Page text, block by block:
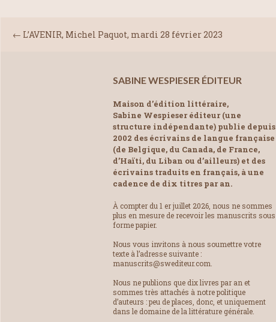
← L’AVENIR, Michel Paquot, mardi 28 février 2023
SABINE WESPIESER ÉDITEUR
Maison d’édition littéraire,
Sabine Wespieser éditeur (une
structure indépendante) publie depuis
2002 des écrivains de langue française
(de Belgique, du Canada, de France,
d’Haïti, du Liban ou d’ailleurs) et des
écrivains traduits en français, à une
cadence de dix titres par an.
À compter du 1 er juillet 2026, nous ne sommes
plus en mesure de recevoir les manuscrits sous
forme papier.
Nous vous invitons à nous soumettre votre
texte à l’adresse suivante :
manuscrits@swediteur.com.
Nous ne publions que dix livres par an et
sommes très attachés à notre politique
d’auteurs : peu de places, donc, et uniquement
dans le domaine de la littérature générale.